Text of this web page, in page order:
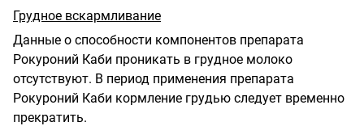
Грудное вскармливание
Данные о способности компонентов препарата
Рокуроний Каби проникать в грудное молоко
отсутствуют. В период применения препарата
Рокуроний Каби кормление грудью следует временно
прекратить.